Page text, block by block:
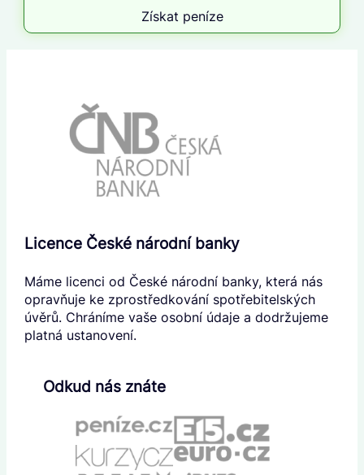
Získat peníze
Licence České národní banky
Máme licenci od České národní banky, která nás
opravňuje ke zprostředkování spotřebitelských
úvěrů. Chráníme vaše osobní údaje a dodržujeme
platná ustanovení.
Odkud nás znáte